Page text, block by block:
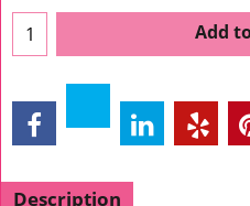
Add
Description